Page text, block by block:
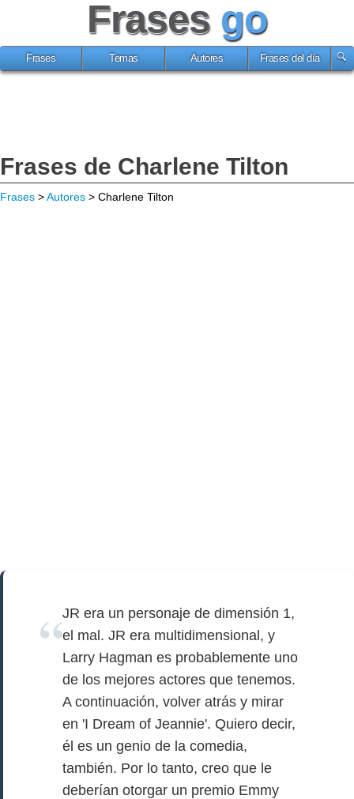
Frases go
Frases Temas Autores Frases del día
Frases de Charlene Tilton
Frases >Autores > Charlene Tilton
JR era un personaje de dimensión 1,
el mal. JR era multidimensional, y
Larry Hagman es probablemente uno
de los mejores actores que tenemos.
A continuación, volver atrás y mirar
en 'I Dream of Jeannie'. Quiero decir,
él es un genio de la comedia,
también. Por lo tanto, creo que le
deberían otorgar un premio Emmy